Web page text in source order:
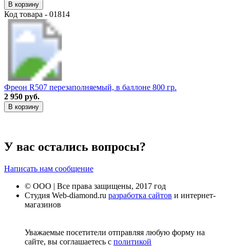
В корзину
Код товара - 01814
Фреон R507 перезаполняемый, в баллоне 800 гр.
2 950 руб.
В корзину
У вас остались вопросы?
Написать нам сообщение
© ООО | Все права защищены, 2017 год
Студия Web-diamond.ru разработка сайтов и интернет-
магазинов
Уважаемые посетители отправляя любую форму на
сайте, вы соглашаетесь с политикой